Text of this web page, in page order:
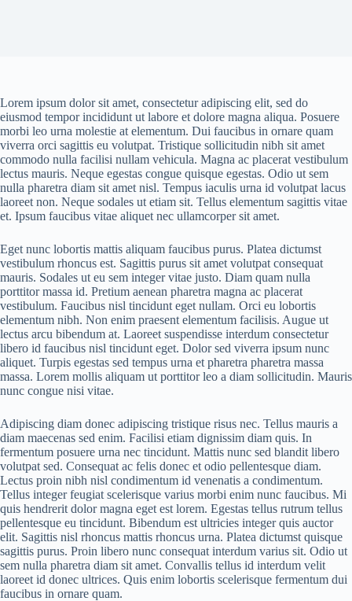
Lorem ipsum dolor sit amet, consectetur adipiscing elit, sed do
eiusmod tempor incididunt ut labore et dolore magna aliqua. Posuere
morbi leo urna molestie at elementum. Dui faucibus in ornare quam
viverra orci sagittis eu volutpat. Tristique sollicitudin nibh sit amet
commodo nulla facilisi nullam vehicula. Magna ac placerat vestibulum
lectus mauris. Neque egestas congue quisque egestas. Odio ut sem
nulla pharetra diam sit amet nisl. Tempus iaculis urna id volutpat lacus
laoreet non. Neque sodales ut etiam sit. Tellus elementum sagittis vitae
et. Ipsum faucibus vitae aliquet nec ullamcorper sit amet.
Eget nunc lobortis mattis aliquam faucibus purus. Platea dictumst
vestibulum rhoncus est. Sagittis purus sit amet volutpat consequat
mauris. Sodales ut eu sem integer vitae justo. Diam quam nulla
porttitor massa id. Pretium aenean pharetra magna ac placerat
vestibulum. Faucibus nisl tincidunt eget nullam. Orci eu lobortis
elementum nibh. Non enim praesent elementum facilisis. Augue ut
lectus arcu bibendum at. Laoreet suspendisse interdum consectetur
libero id faucibus nisl tincidunt eget. Dolor sed viverra ipsum nunc
aliquet. Turpis egestas sed tempus urna et pharetra pharetra massa
massa. Lorem mollis aliquam ut porttitor leo a diam sollicitudin. Mauris
nunc congue nisi vitae.
Adipiscing diam donec adipiscing tristique risus nec. Tellus mauris a
diam maecenas sed enim. Facilisi etiam dignissim diam quis. In
fermentum posuere urna nec tincidunt. Mattis nunc sed blandit libero
volutpat sed. Consequat ac felis donec et odio pellentesque diam.
Lectus proin nibh nisl condimentum id venenatis a condimentum.
Tellus integer feugiat scelerisque varius morbi enim nunc faucibus. Mi
quis hendrerit dolor magna eget est lorem. Egestas tellus rutrum tellus
pellentesque eu tincidunt. Bibendum est ultricies integer quis auctor
elit. Sagittis nisl rhoncus mattis rhoncus urna. Platea dictumst quisque
sagittis purus. Proin libero nunc consequat interdum varius sit. Odio ut
sem nulla pharetra diam sit amet. Convallis tellus id interdum velit
laoreet id donec ultrices. Quis enim lobortis scelerisque fermentum dui
faucibus in ornare quam.